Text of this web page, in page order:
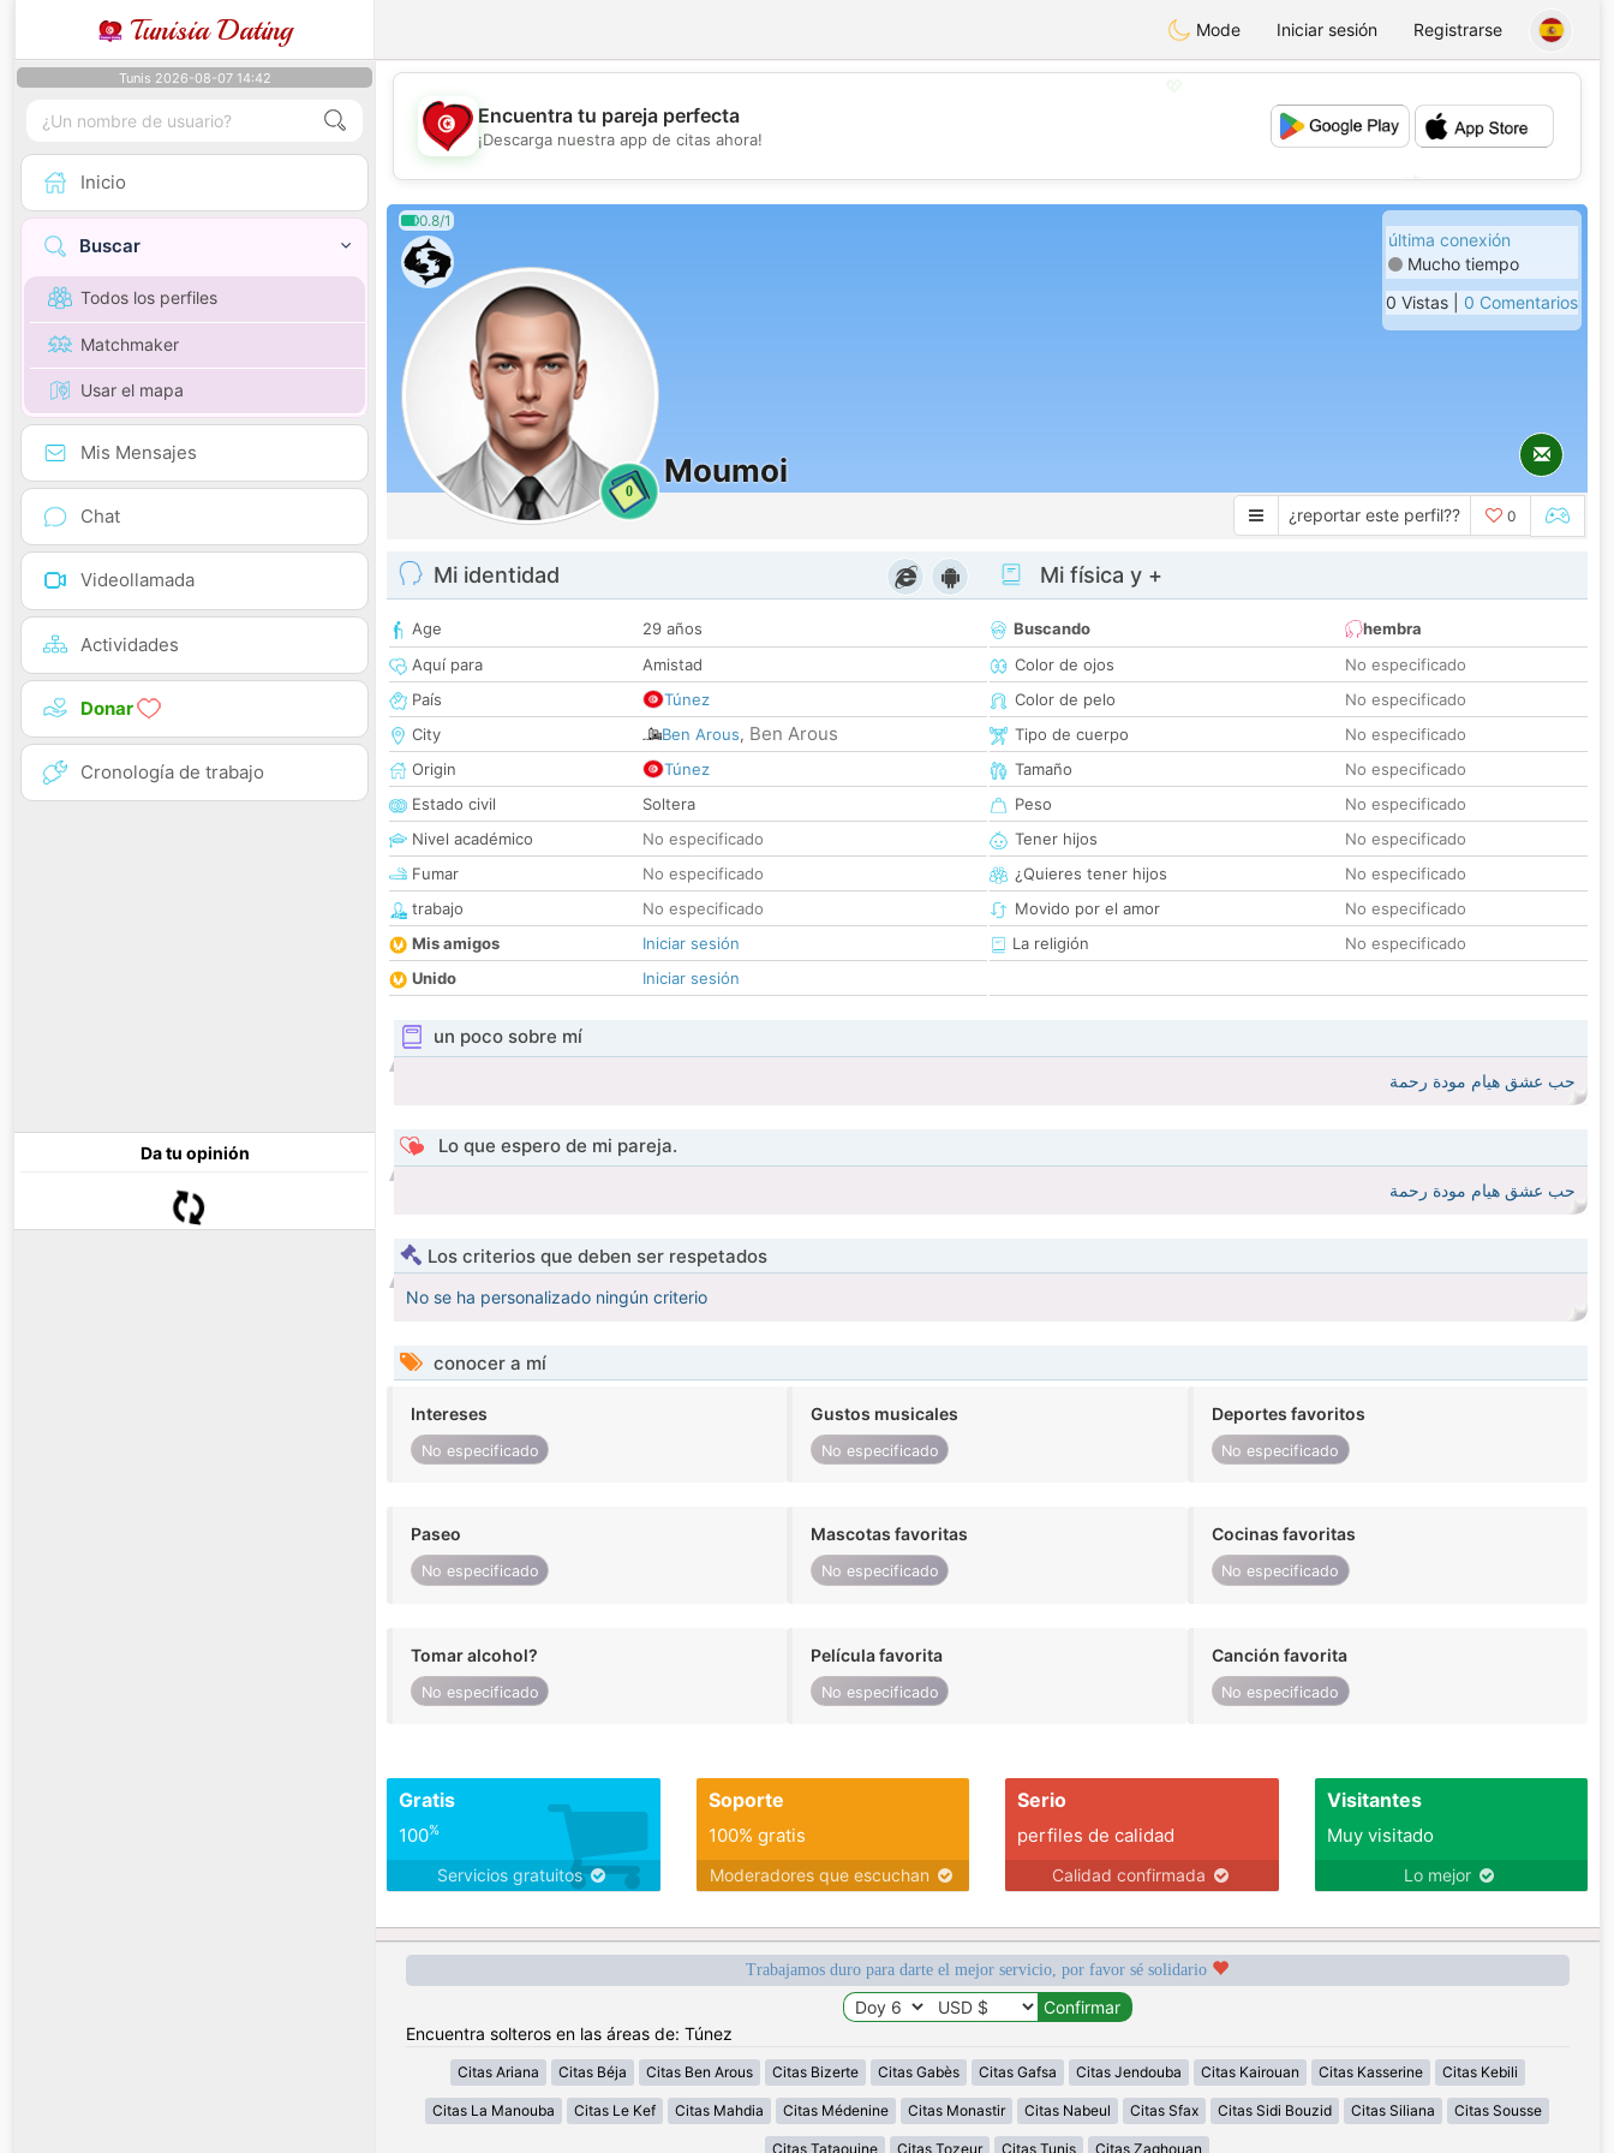
Tunisia Dating Mode Iniciar sesión Registrarse
Tunis 2026-08-07 14:42
Inicio
Buscar
Todos los perfiles
Matchmaker
Usar el mapa
Mis Mensajes
Chat
Videollamada
Actividades
Donar
Cronología de trabajo
Da tu opinión
💖
💕
Encuentra tu pareja perfecta
¡Descarga nuestra app de citas ahora!
0.8/1
0
Moumoi
última conexión
Mucho tiempo
0 Vistas | 0 Comentarios
¿reportar este perfil?? 0
Mi identidad
Age
29 años
Aquí para
Amistad
País
Túnez
City
Ben Arous, Ben Arous
Origin
Túnez
Estado civil
Soltera
Nivel académico
No especificado
Fumar
No especificado
trabajo
No especificado
Mis amigos
Iniciar sesión
Unido
Iniciar sesión
Mi física y +
Buscando
hembra
Color de ojos
No especificado
Color de pelo
No especificado
Tipo de cuerpo
No especificado
Tamaño
No especificado
Peso
No especificado
Tener hijos
No especificado
¿Quieres tener hijos
No especificado
Movido por el amor
No especificado
La religión
No especificado
un poco sobre mí
حب عشق هيام مودة رحمة
Lo que espero de mi pareja.
حب عشق هيام مودة رحمة
Los criterios que deben ser respetados
No se ha personalizado ningún criterio
conocer a mí
Intereses
No especificado
Gustos musicales
No especificado
Deportes favoritos
No especificado
Paseo
No especificado
Mascotas favoritas
No especificado
Cocinas favoritas
No especificado
Tomar alcohol?
No especificado
Película favorita
No especificado
Canción favorita
No especificado
Gratis
100%
Servicios gratuitos
Soporte
100% gratis
Moderadores que escuchan
Serio
perfiles de calidad
Calidad confirmada
Visitantes
Muy visitado
Lo mejor
Trabajamos duro para darte el mejor servicio, por favor sé solidario
Encuentra solteros en las áreas de: Túnez
Citas Ariana Citas Béja Citas Ben Arous Citas Bizerte Citas Gabès Citas Gafsa Citas Jendouba Citas Kairouan Citas Kasserine Citas Kebili
Citas La Manouba Citas Le Kef Citas Mahdia Citas Médenine Citas Monastir Citas Nabeul Citas Sfax Citas Sidi Bouzid Citas Siliana Citas Sousse
Citas Tataouine Citas Tozeur Citas Tunis Citas Zaghouan